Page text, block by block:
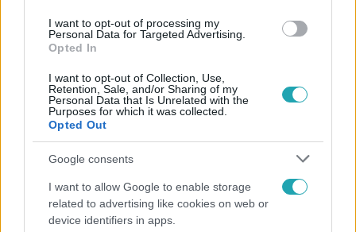
I want to opt-out of processing my
Personal Data for Targeted Advertising.
Opted In
I want to opt-out of Collection, Use,
Retention, Sale, and/or Sharing of my
Personal Data that Is Unrelated with the
Purposes for which it was collected.
Opted Out
Google consents
I want to allow Google to enable storage
related to advertising like cookies on web or
device identifiers in apps.
„Téged. Engem. Minket.” – Emilio és Tina szerelmes
vallomása sokakat megérinthet